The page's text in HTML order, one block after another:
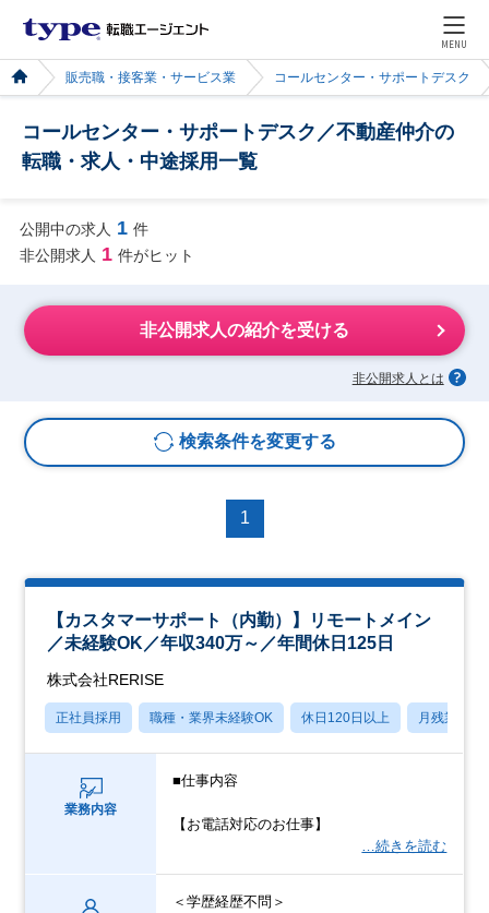
MENU
販売職・接客業・サービス業 コールセンター・サポートデスク
コールセンター・サポートデスク／不動産仲介の
転職・求人・中途採用一覧
公開中の求人 1 件
非公開求人 1 件がヒット
非公開求人の紹介を受ける
非公開求人とは
検索条件を変更する
1
【カスタマーサポート（内勤）】リモートメイン
／未経験OK／年収340万～／年間休日125日
株式会社RERISE
正社員採用 職種・業界未経験OK 休日120日以上 月残業20
業務内容
■仕事内容
【お電話対応のお仕事】
…続きを読む
＜学歴経歴不問＞